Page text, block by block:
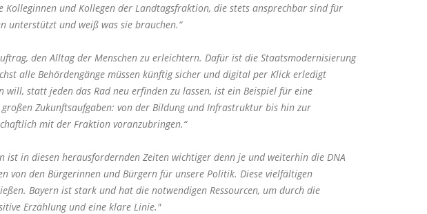
und Kollegen der Landtagsfraktion, die stets ansprechbar sind für
unterstützt und weiß was sie brauchen.“
den Alltag der Menschen zu erleichtern. Dafür ist die Staatsmodernisierung
alle Behördengänge müssen künftig sicher und digital per Klick erledigt
statt jeden das Rad neu erfinden zu lassen, ist ein Beispiel für eine
Zukunftsaufgaben: von der Bildung und Infrastruktur bis hin zur
mit der Fraktion voranzubringen.“
ist in diesen herausfordernden Zeiten wichtiger denn je und weiterhin die DNA
den Bürgerinnen und Bürgern für unsere Politik. Diese vielfältigen
Bayern ist stark und hat die notwendigen Ressourcen, um durch die
Erzählung und eine klare Linie."